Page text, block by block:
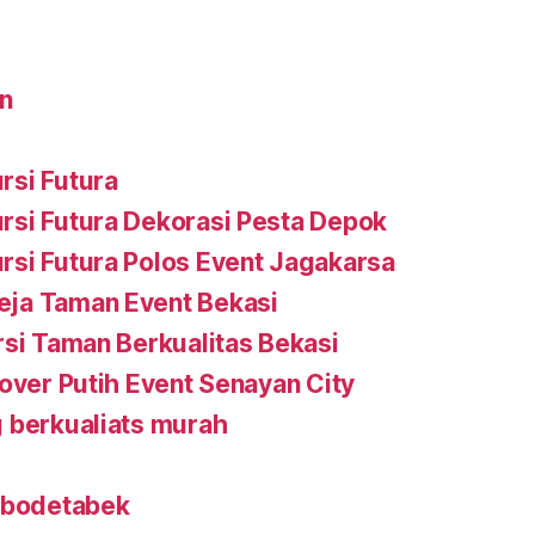
Futura
Futura Dekorasi Pesta Depok
Futura Polos Event Jagakarsa
Taman Event Bekasi
Taman Berkualitas Bekasi
Putih Event Senayan City
berkualiats murah